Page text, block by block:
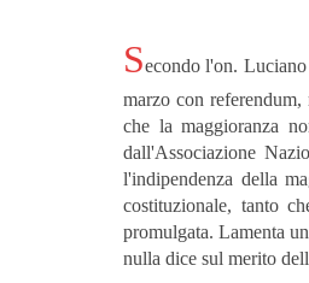
Secondo l'on.
marzo con
che la maggioranza
dall'Associazione
l'indipendenza della
costituzionale, tanto
promulgata. Lamenta
nulla dice sul merito